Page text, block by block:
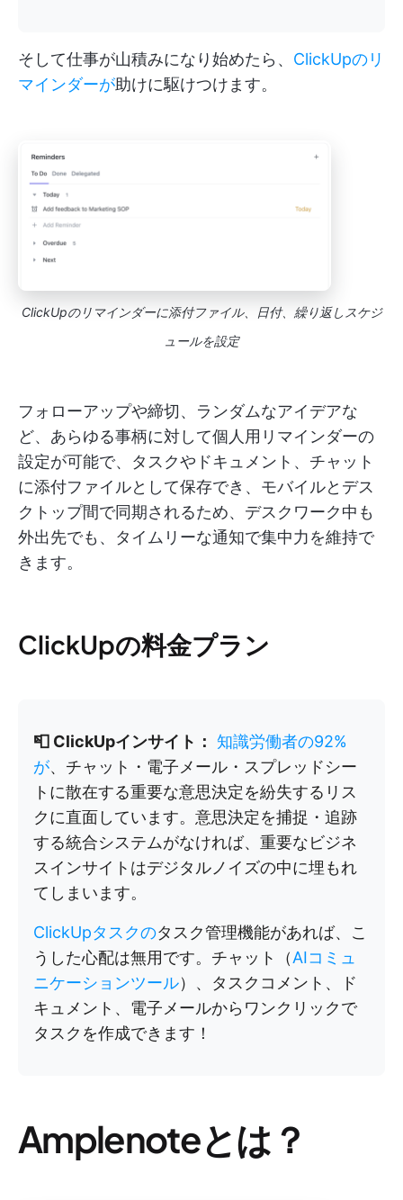
そして仕事が山積みになり始めたら、 ClickUpのリ
マインダーが助けに駆けつけます。
ClickUpのリマインダーに添付ファイル、日付、繰り返しスケジ
ュールを設定
フォローアップや締切、ランダムなアイデアな
ど、あらゆる事柄に対して個人用リマインダーの
設定が可能で、タスクやドキュメント、チャット
に添付ファイルとして保存でき、モバイルとデス
クトップ間で同期されるため、デスクワーク中も
外出先でも、タイムリーな通知で集中力を維持で
きます。
ClickUpの料金プラン
📮 ClickUpインサイト： 知識労働者の92%
が、チャット・電子メール・スプレッドシー
トに散在する重要な意思決定を紛失するリス
クに直面しています。意思決定を捕捉・追跡
する統合システムがなければ、重要なビジネ
スインサイトはデジタルノイズの中に埋もれ
てしまいます。
ClickUpタスクのタスク管理機能があれば、こ
うした心配は無用です。チャット（AIコミュ
ニケーションツール）、タスクコメント、ド
キュメント、電子メールからワンクリックで
タスクを作成できます！
Amplenoteとは？